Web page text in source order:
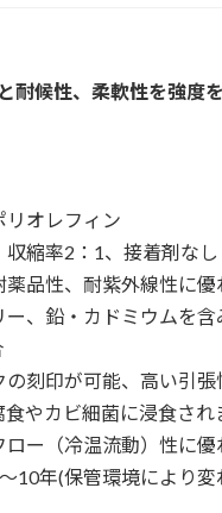
候性、柔軟性を強度
オレフィン
縮率2：1、接着剤なし
品性、耐紫外線性に優
、鉛・カドミウムを含
刻印が可能、高い引張
やカビ細菌に浸食され
ー（冷温流動）性に優
10年(保管環境により変